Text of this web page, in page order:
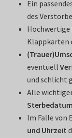
Ein
des
Hochwertige
Klappkarten
eventuell
und schlicht
Alle
Sterbedatum
Im Falle von
und Uhrzeit